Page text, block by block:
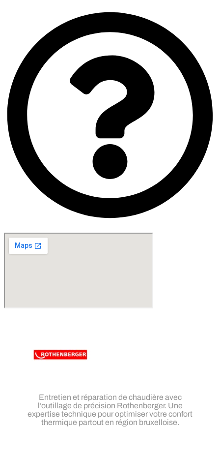
Entretien et réparation de chaudière avec
l’outillage de précision Rothenberger. Une
expertise technique pour optimiser votre confort
thermique partout en région bruxelloise.